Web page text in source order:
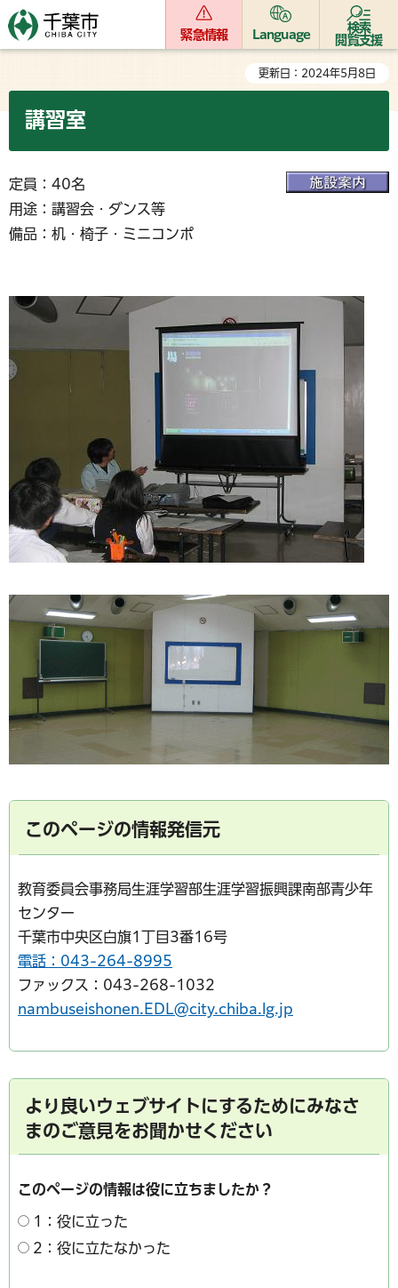
緊急情報 Language
検索
閲覧支援
更新日：2024年5月8日
講習室
定員：40名
用途：講習会・ダンス等
備品：机・椅子・ミニコンポ
このページの情報発信元
教育委員会事務局生涯学習部生涯学習振興課南部青少年
センター
千葉市中央区白旗1丁目3番16号
電話：043-264-8995
ファックス：043-268-1032
nambuseishonen.EDL@city.chiba.lg.jp
より良いウェブサイトにするためにみなさ
まのご意見をお聞かせください
このページの情報は役に立ちましたか？
1：役に立った
2：役に立たなかった